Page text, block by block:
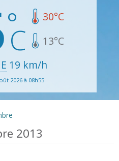
30°C
13°C
19 km/h
2026 à 08h55
2013